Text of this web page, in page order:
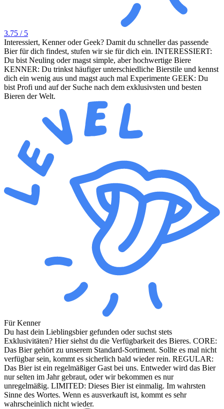
3.75 / 5
Interessiert, Kenner oder Geek? Damit du schneller das passende
Bier für dich findest, stufen wir sie für dich ein. INTERESSIERT:
Du bist Neuling oder magst simple, aber hochwertige Biere
KENNER: Du trinkst häufiger unterschiedliche Bierstile und kennst
dich ein wenig aus und magst auch mal Experimente GEEK: Du
bist Profi und auf der Suche nach dem exklusivsten und besten
Bieren der Welt.
Für Kenner
Du hast dein Lieblingsbier gefunden oder suchst stets
Exklusivitäten? Hier siehst du die Verfügbarkeit des Bieres. CORE:
Das Bier gehört zu unserem Standard-Sortiment. Sollte es mal nicht
verfügbar sein, kommt es sicherlich bald wieder rein. REGULAR:
Das Bier ist ein regelmäßiger Gast bei uns. Entweder wird das Bier
nur selten im Jahr gebraut, oder wir bekommen es nur
unregelmäßig. LIMITED: Dieses Bier ist einmalig. Im wahrsten
Sinne des Wortes. Wenn es ausverkauft ist, kommt es sehr
wahrscheinlich nicht wieder.